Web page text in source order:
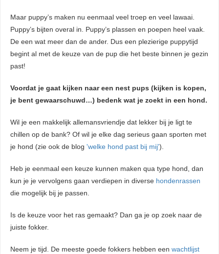
Maar puppy’s maken nu eenmaal veel troep en veel lawaai.
Puppy’s bijten overal in. Puppy’s plassen en poepen heel vaak.
De een wat meer dan de ander. Dus een plezierige puppytijd
begint al met de keuze van de pup die het beste binnen je gezin
past!
Voordat je gaat kijken naar een nest pups (kijken is kopen,
je bent gewaarschuwd…) bedenk wat je zoekt in een hond.
Wil je een makkelijk allemansvriendje dat lekker bij je ligt te
chillen op de bank? Of wil je elke dag serieus gaan sporten met
je hond (zie ook de blog 'welke hond past bij mij').
Heb je eenmaal een keuze kunnen maken qua type hond, dan
kun je je vervolgens gaan verdiepen in diverse hondenrassen
die mogelijk bij je passen.
Is de keuze voor het ras gemaakt? Dan ga je op zoek naar de
juiste fokker.
Neem je tijd. De meeste goede fokkers hebben een wachtlijst